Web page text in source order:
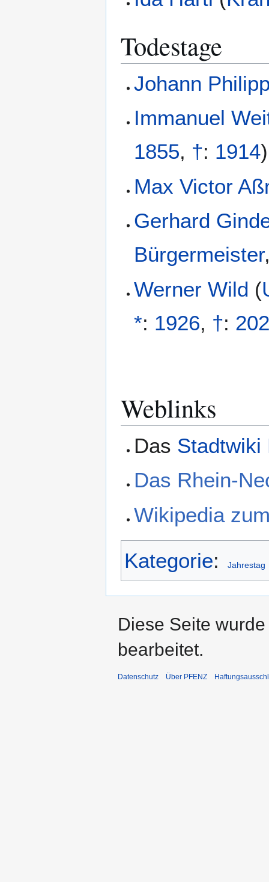
Todestage
Johann
Immanuel
1855, †: 1914)
Max Victor
Gerhard
Bürgermeister
Werner Wild (
*: 1926, †:
Weblinks
Das Stadtwiki
Das Rhein-
Wikipedia
Kategorie: Jahrestag
Diese Seite
bearbeitet.
Datenschutz Über PFENZ